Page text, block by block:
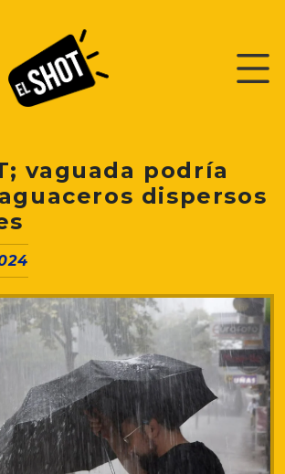
vaguada podría
dispersos